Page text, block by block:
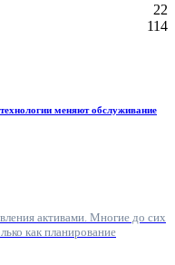
22
114
меняют обслуживание
активами. Многие до сих
как планирование